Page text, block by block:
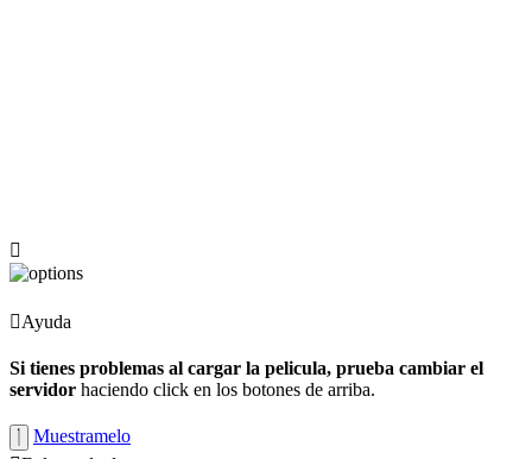
Ayuda
Si tienes problemas al cargar la pelicula, prueba cambiar el
servidor haciendo click en los botones de arriba.
Muestramelo